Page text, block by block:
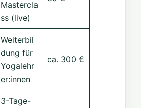
Mastercla
ss (live)
Weiterbil
dung für
Yogalehr
er:innen
ca. 300 €
3-Tage-